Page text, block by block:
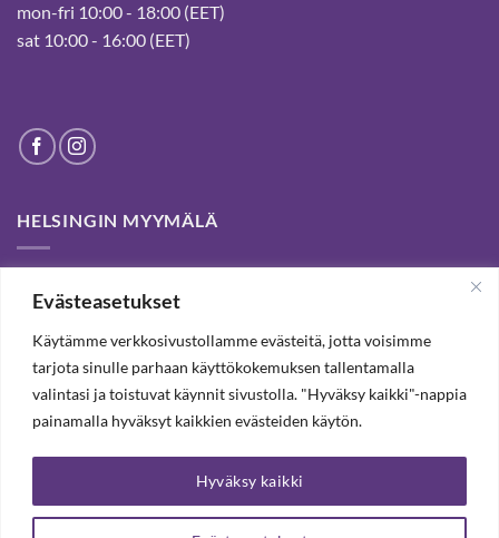
Evästeasetukset
Käytämme verkkosivustollamme evästeitä, jotta voisimme
tarjota sinulle parhaan käyttökokemuksen tallentamalla
valintasi ja toistuvat käynnit sivustolla. "Hyväksy kaikki"-nappia
painamalla hyväksyt kaikkien evästeiden käytön.
Hyväksy kaikki
mon-fri 10:00 - 18:00 (EET)
sat 10:00 - 16:00 (EET)
HELSINGIN MYYMÄLÄ
customers for passed years and welcome you to our Tampere
shop and webstore.
TILAA UUTISKIRJE, SAAT 20% ALENNUKSEN
TILAA UUTISKIRJEEMME